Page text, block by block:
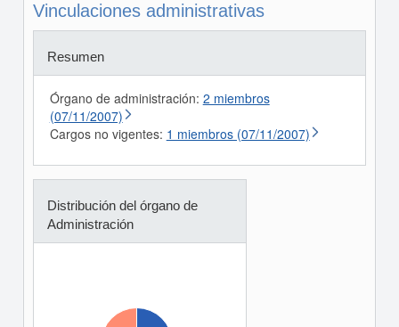
Vinculaciones administrativas
Resumen
Órgano de administración: 2 miembros
(07/11/2007)
Cargos no vigentes: 1 miembros (07/11/2007)
Distribución del órgano de
Administración